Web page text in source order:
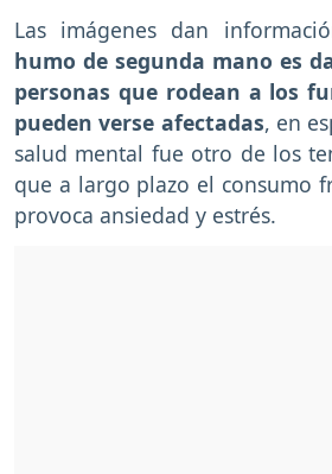
Las imágenes dan
humo de segunda mano es
personas que rodean a los
pueden verse afectadas, en
salud mental fue otro de los
que a largo plazo el consumo
provoca ansiedad y estrés.